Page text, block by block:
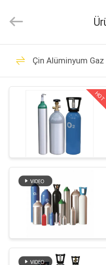
ÜRÜN:%
VİDEOLAR
HAKKIMIZDA
FABRIKA
KALITE
KONTROL
& Equipment
Rights
UL
BS EN3
Söndürücü
Çin Alüminyum
HOT